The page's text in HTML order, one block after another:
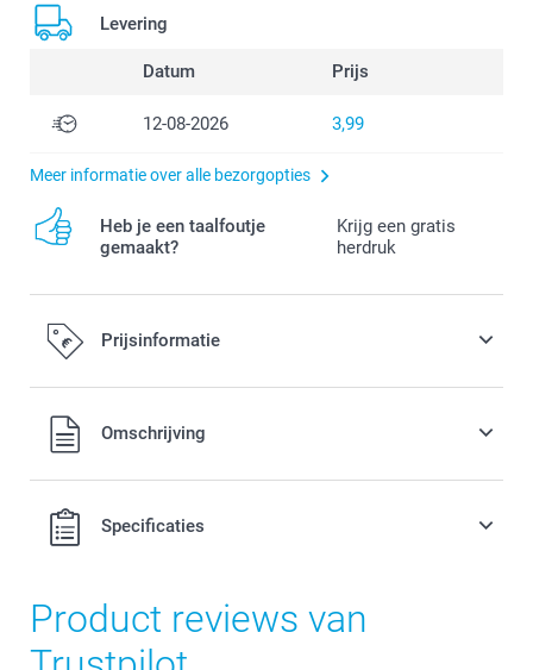
Levering
Datum Prijs
12-08-2026 3,99
Meer informatie over alle bezorgopties
Heb je een taalfoutje
gemaakt?
Krijg een gratis
herdruk
Prijsinformatie
Alle prijzen zijn in EURO (€) inclusief BTW en exclusief
verzendkosten.Omschrijving
Specificaties
Product reviews van